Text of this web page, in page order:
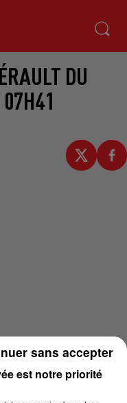
DU
est notre priorité
sans accepter